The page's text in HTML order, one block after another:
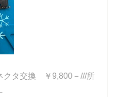
タ交換 ￥9,800－///所